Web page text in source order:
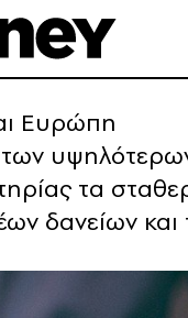
Ευρώπη
των
τα
δανείων